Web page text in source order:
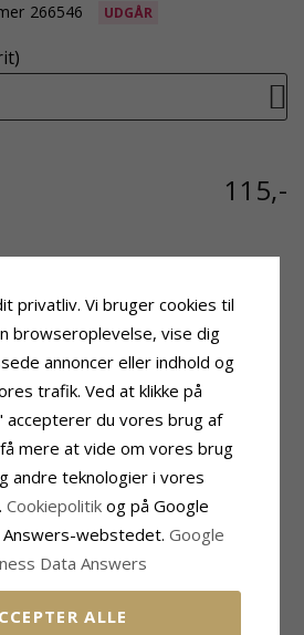
266546 UDGÅR
115,-
Slibning: Facetsleben
Farve: Hvid
Sten:Zirkon
Perle
Antal: 1
Perletype: Ferskvandsperle
Leveringstid
Leveringstid: 2-3 Hverdage
I KATEGORIEN
privatliv. Vi bruger cookies til
browseroplevelse, vise dig
annoncer eller indhold og
trafik. Ved at klikke på
accepterer du vores brug af
mere at vide om vores brug
andre teknologier i vores
Cookiepolitik og på Google
Answers-webstedet. Google
Data Answers
ALLE